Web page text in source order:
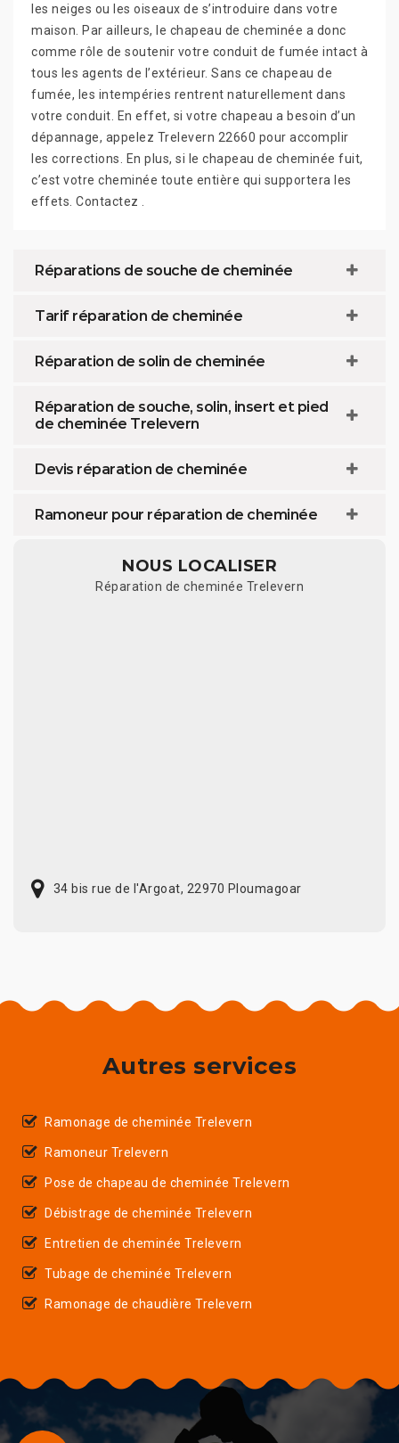
les neiges ou les oiseaux de s’introduire dans votre
maison. Par ailleurs, le chapeau de cheminée a donc
comme rôle de soutenir votre conduit de fumée intact à
tous les agents de l’extérieur. Sans ce chapeau de
fumée, les intempéries rentrent naturellement dans
votre conduit. En effet, si votre chapeau a besoin d’un
dépannage, appelez Trelevern 22660 pour accomplir
les corrections. En plus, si le chapeau de cheminée fuit,
c’est votre cheminée toute entière qui supportera les
effets. Contactez .
Réparations de souche de cheminée
Tarif réparation de cheminée
Réparation de solin de cheminée
Réparation de souche, solin, insert et pied
de cheminée Trelevern
Devis réparation de cheminée
Ramoneur pour réparation de cheminée
NOUS LOCALISER
Réparation de cheminée Trelevern
34 bis rue de l'Argoat, 22970 Ploumagoar
Autres services
Ramonage de cheminée Trelevern
Ramoneur Trelevern
Pose de chapeau de cheminée Trelevern
Débistrage de cheminée Trelevern
Entretien de cheminée Trelevern
Tubage de cheminée Trelevern
Ramonage de chaudière Trelevern